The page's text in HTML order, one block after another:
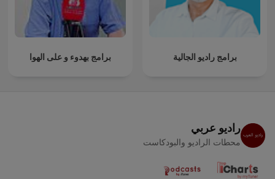
برامج راديو الجالية برامج بهدوء و على الهوا
راديو عربي
محطات الراديو والبودكاست